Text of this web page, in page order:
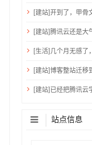
[建站]博客整站迁移
站点信息